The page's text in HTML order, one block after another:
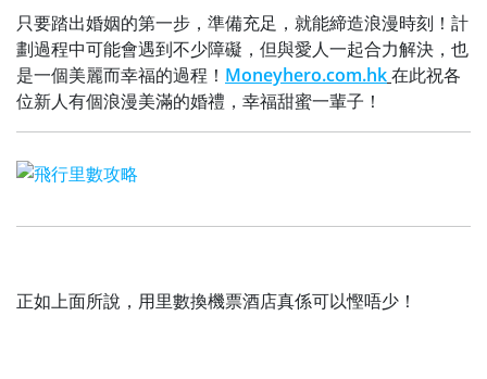
只要踏出婚姻的第一步，準備充足，就能締造浪漫時刻！計
劃過程中可能會遇到不少障礙，但與愛人一起合力解決，也
是一個美麗而幸福的過程！ Moneyhero.com.hk在此祝各
位新人有個浪漫美滿的婚禮，幸福甜蜜一輩子！
正如上面所說，用里數換機票酒店真係可以慳唔少！